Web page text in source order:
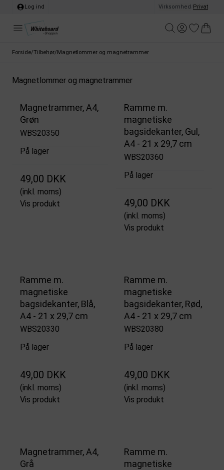
Log ind Virksomhed Privat
Forside/Tilbehør/Magnetlommer og magnetrammer
Magnetlommer og magnetrammer
Magnetrammer, A4,
Grøn
WBS20350
På lager
49,00 DKK
(inkl. moms)
Vis produkt
Ramme m.
magnetiske
bagsidekanter, Gul,
A4 - 21 x 29,7 cm
WBS20360
På lager
49,00 DKK
(inkl. moms)
Vis produkt
Ramme m.
magnetiske
bagsidekanter, Blå,
A4 - 21 x 29,7 cm
WBS20330
På lager
49,00 DKK
(inkl. moms)
Vis produkt
Ramme m.
magnetiske
bagsidekanter, Rød,
A4 - 21 x 29,7 cm
WBS20380
På lager
49,00 DKK
(inkl. moms)
Vis produkt
Magnetrammer, A4,
Grå
Ramme m.
magnetiske